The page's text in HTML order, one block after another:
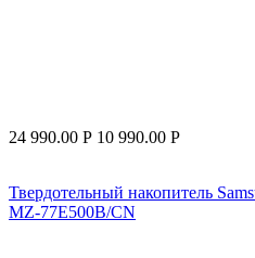
24 990.00 Р 10 990.00 Р
Твердотельный накопитель
MZ-77E500B/CN